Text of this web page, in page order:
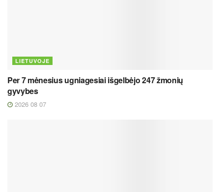
LIETUVOJE
Per 7 mėnesius ugniagesiai išgelbėjo 247 žmonių
gyvybes
2026 08 07